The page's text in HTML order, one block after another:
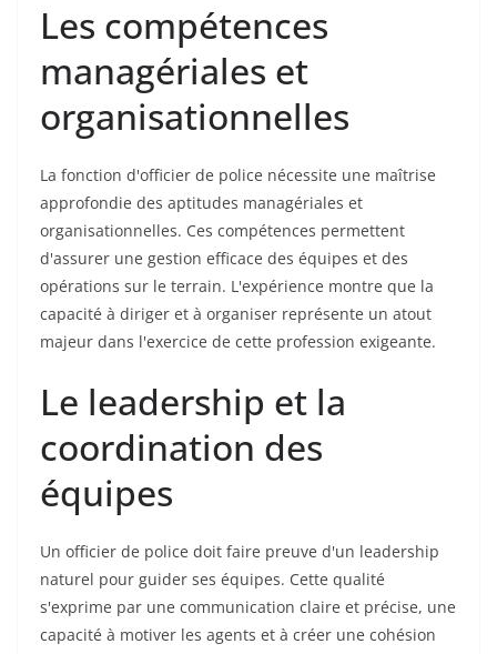
Les compétences
managériales et
organisationnelles
La fonction d'officier de police nécessite une maîtrise
approfondie des aptitudes managériales et
organisationnelles. Ces compétences permettent
d'assurer une gestion efficace des équipes et des
opérations sur le terrain. L'expérience montre que la
capacité à diriger et à organiser représente un atout
majeur dans l'exercice de cette profession exigeante.
Le leadership et la
coordination des
équipes
Un officier de police doit faire preuve d'un leadership
naturel pour guider ses équipes. Cette qualité
s'exprime par une communication claire et précise, une
capacité à motiver les agents et à créer une cohésion